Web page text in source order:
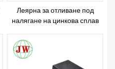
Леярна за отливане под
налягане на цинкова сплав